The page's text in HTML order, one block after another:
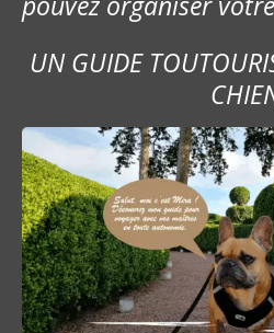
a
r
t
i
c
l
e
UN GUIDE